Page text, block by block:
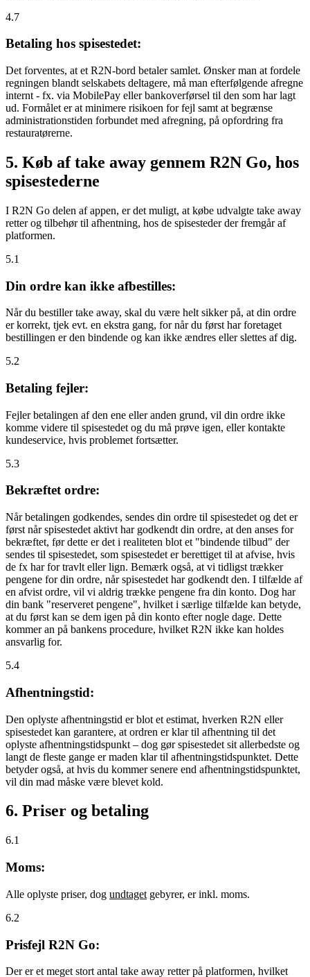
4.7
Betaling hos spisestedet:
Det forventes, at et R2N-bord betaler samlet. Ønsker man at fordele
regningen blandt selskabets deltagere, må man efterfølgende afregne
internt - fx. via MobilePay eller bankoverførsel til den som har lagt
ud. Formålet er at minimere risikoen for fejl samt at begrænse
administrationstiden forbundet med afregning, på opfordring fra
restauratørerne.
5. Køb af take away gennem R2N Go, hos
spisestederne
I R2N Go delen af appen, er det muligt, at købe udvalgte take away
retter og tilbehør til afhentning, hos de spisesteder der fremgår af
platformen.
5.1
Din ordre kan ikke afbestilles:
Når du bestiller take away, skal du være helt sikker på, at din ordre
er korrekt, tjek evt. en ekstra gang, for når du først har foretaget
bestillingen er den bindende og kan ikke ændres eller slettes af dig.
5.2
Betaling fejler:
Fejler betalingen af den ene eller anden grund, vil din ordre ikke
komme videre til spisestedet og du må prøve igen, eller kontakte
kundeservice, hvis problemet fortsætter.
5.3
Bekræftet ordre:
Når betalingen godkendes, sendes din ordre til spisestedet og det er
først når spisestedet aktivt har godkendt din ordre, at den anses for
bekræftet, før dette er det i realiteten blot et "bindende tilbud" der
sendes til spisestedet, som spisestedet er berettiget til at afvise, hvis
de fx har for travlt eller lign. Bemærk også, at vi tidligst trækker
pengene for din ordre, når spisestedet har godkendt den. I tilfælde af
en afvist ordre, vil vi aldrig trække pengene fra din konto. Dog har
din bank "reserveret pengene", hvilket i særlige tilfælde kan betyde,
at du først kan se dem igen på din konto efter nogle dage. Dette
kommer an på bankens procedure, hvilket R2N ikke kan holdes
ansvarlig for.
5.4
Afhentningstid:
Den oplyste afhentningstid er blot et estimat, hverken R2N eller
spisestedet kan garantere, at ordren er klar til afhentning til det
oplyste afhentningstidspunkt – dog gør spisestedet sit allerbedste og
langt de fleste gange er maden klar til afhentningstidspunktet. Dette
betyder også, at hvis du kommer senere end afhentningstidspunktet,
vil din mad måske være blevet kold.
6. Priser og betaling
6.1
Moms:
Alle oplyste priser, dog undtaget gebyrer, er inkl. moms.
6.2
Prisfejl R2N Go:
Der er et meget stort antal take away retter på platformen, hvilket